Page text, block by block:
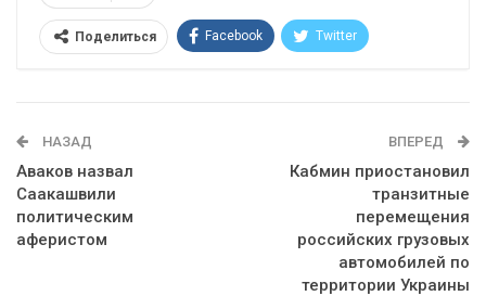
Поделиться Facebook Twitter
НАЗАД
Аваков назвал
Саакашвили
политическим
аферистом
ВПЕРЕД
Кабмин приостановил
транзитные
перемещения
российских грузовых
автомобилей по
территории Украины